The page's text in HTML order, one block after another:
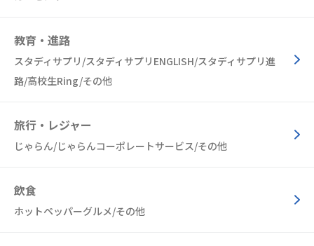
教育・進路
スタディサプリ/スタディサプリENGLISH/スタディサプリ進
路/高校生Ring/その他
旅行・レジャー
じゃらん/じゃらんコーポレートサービス/その他
飲食
ホットペッパーグルメ/その他